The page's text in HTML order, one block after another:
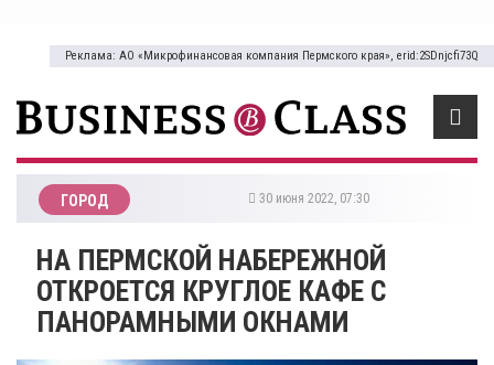
Реклама: АО «Микрофинансовая компания Пермского края», erid:2SDnjcfi73Q
ГОРОД 30 июня 2022, 07:30
НА ПЕРМСКОЙ НАБЕРЕЖНОЙ
ОТКРОЕТСЯ КРУГЛОЕ КАФЕ С
ПАНОРАМНЫМИ ОКНАМИ